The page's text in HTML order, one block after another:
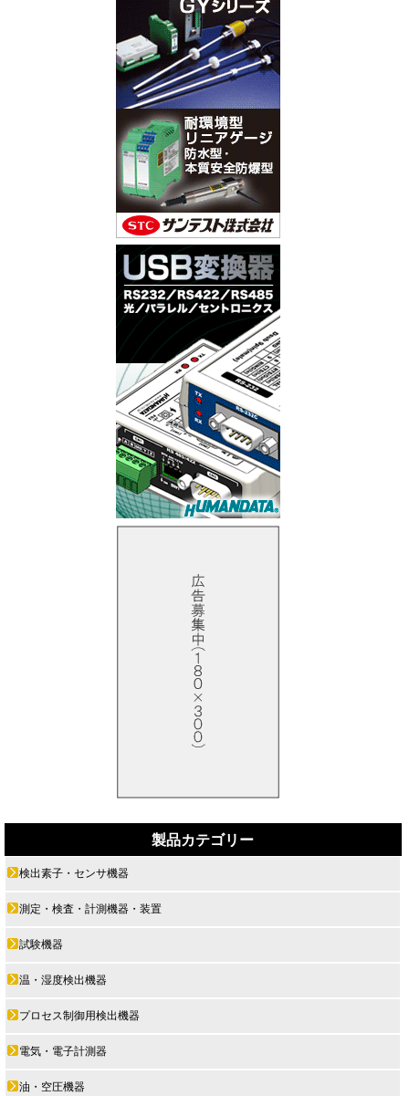
製品カテゴリー
検出素子・センサ機器
測定・検査・計測機器・装置
試験機器
温・湿度検出機器
プロセス制御用検出機器
電気・電子計測器
油・空圧機器